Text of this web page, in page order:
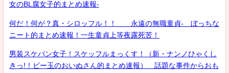
女のBL腐女子的まとめ速報-
何だ！何が？真・シロッフル！！ 永遠の無職童貞- ぼっちな
ニート的まとめ速報！一生童貞上等夜露死苦！
男装スケバン女子！スケッフルまっくす！（新・ナンノひゃくし
きっ!！ビー玉のおいぬさん的まとめ速報） 話題な事件からおも